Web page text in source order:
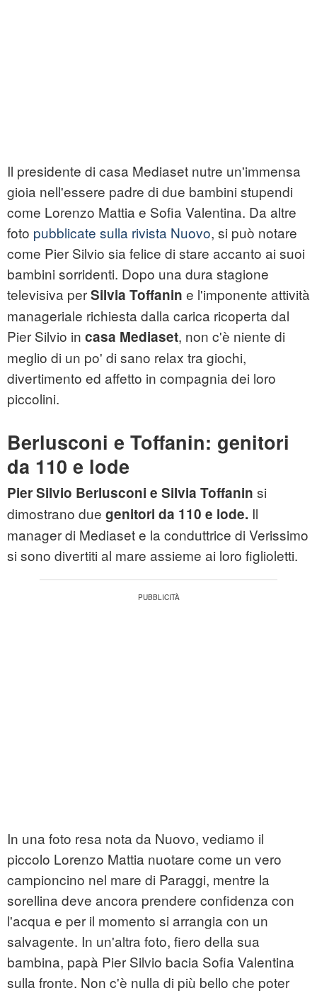
Il presidente di casa Mediaset nutre un'immensa
gioia nell'essere padre di due bambini stupendi
come Lorenzo Mattia e Sofia Valentina. Da altre
foto pubblicate sulla rivista Nuovo, si può notare
come Pier Silvio sia felice di stare accanto ai suoi
bambini sorridenti. Dopo una dura stagione
televisiva perSilvia Toffanin e l'imponente attività
manageriale richiesta dalla carica ricoperta dal
Pier Silvio in casa Mediaset, non c'è niente di
meglio di un po' di sano relax tra giochi,
divertimento ed affetto in compagnia dei loro
piccolini.
Berlusconi e Toffanin: genitori
da 110 e lode
Pier Silvio Berlusconi e Silvia Toffanin si
dimostrano due genitori da 110 e lode. Il
manager di Mediaset e la conduttrice di Verissimo
si sono divertiti al mare assieme ai loro figlioletti.
In una foto resa nota da Nuovo, vediamo il
piccolo Lorenzo Mattia nuotare come un vero
campioncino nel mare di Paraggi, mentre la
sorellina deve ancora prendere confidenza con
l'acqua e per il momento si arrangia con un
salvagente. In un'altra foto, fiero della sua
bambina, papà Pier Silvio bacia Sofia Valentina
sulla fronte. Non c'è nulla di più bello che poter